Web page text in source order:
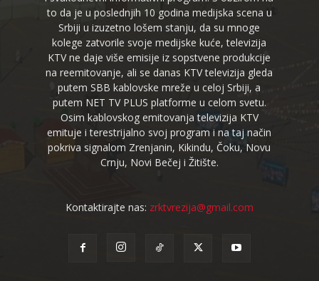
to da je u poslednjih 10 godina medijska scena u
Srbiji u izuzetno lošem stanju, da su mnoge
kolege zatvorile svoje medijske kuće, televizija
KTV ne daje više emisije iz sopstvene produkcije
na reemitovanje, ali se danas KTV televizija gleda
putem SBB kablovske mreže u celoj Srbiji, a
putem NET TV PLUS platforme u celom svetu.
Osim kablovskog emitovanja televizija KTV
emituje i terestrijalno svoj program i na taj način
pokriva signalom Zrenjanin, Kikindu, Čoku, Novu
Crnju, Novi Bečej i Žitište.
Kontaktirajte nas: zrktvrezija@gmail.com